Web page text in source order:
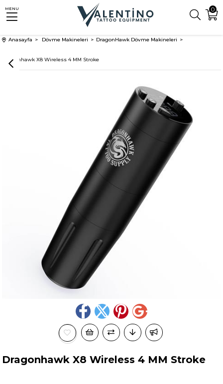
0
MENU
Anasayfa Dövme Makineleri DragonHawk Dövme Makineleri
Dragonhawk X8 Wireless 4 MM Stroke
Dragonhawk X8 Wireless 4 MM Stroke